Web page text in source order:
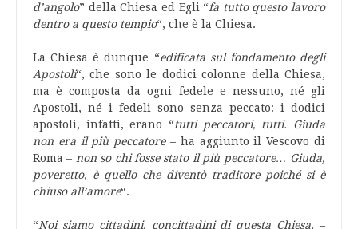
d’angolo” della Chiesa ed Egli “fa tutto questo lavoro
dentro a questo tempio“, che è la Chiesa.
La Chiesa è dunque “edificata sul fondamento degli
Apostoli“, che sono le dodici colonne della Chiesa,
ma è composta da ogni fedele e nessuno, né gli
Apostoli, né i fedeli sono senza peccato: i dodici
apostoli, infatti, erano “tutti peccatori, tutti. Giuda
non era il più peccatore– ha aggiunto il Vescovo di
Roma – non so chi fosse stato il più peccatore… Giuda,
poveretto, è quello che diventò traditore poiché si è
chiuso all’amore“.
“Noi siamo cittadini, concittadini di questa Chiesa. –